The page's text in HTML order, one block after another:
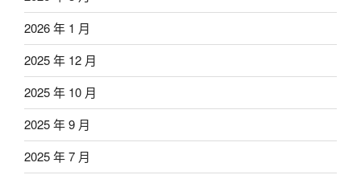
2026 年 1 月
2025 年 12 月
2025 年 10 月
2025 年 9 月
2025 年 7 月